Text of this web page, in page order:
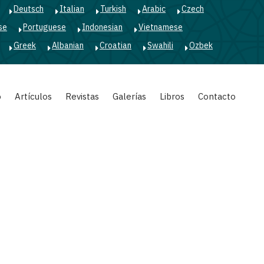
Deutsch Italian Turkish Arabic
Czech
Portuguese Indonesian
Vietnamese
Greek
Albanian Croatian Swahili Ozbek
Artículos Revistas Galerías Libros Contacto